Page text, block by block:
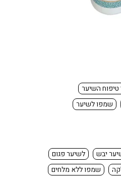
טיפוח השיער
שמפו לשיער
יבש
לשיער פגום
שמפו ללא מלחים